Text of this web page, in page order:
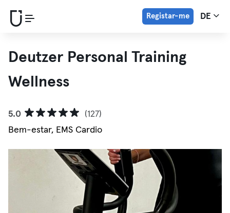
Registar-me DE
Deutzer Personal Training
Wellness
5.0
(127)
Bem-estar, EMS Cardio